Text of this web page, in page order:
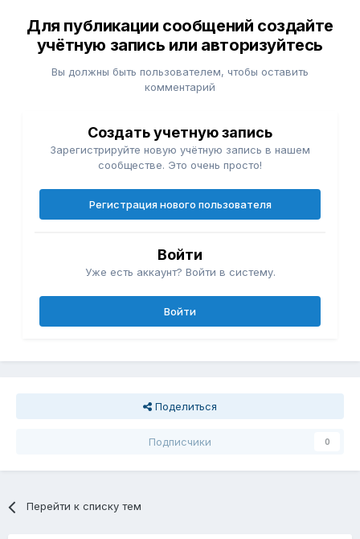
Для публикации сообщений создайте
учётную запись или авторизуйтесь
Вы должны быть пользователем, чтобы оставить
комментарий
Создать учетную запись
Зарегистрируйте новую учётную запись в нашем
сообществе. Это очень просто!
Регистрация нового пользователя
Войти
Уже есть аккаунт? Войти в систему.
Войти
Поделиться
Подписчики 0
Перейти к списку тем